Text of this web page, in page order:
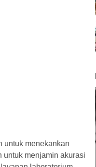
untuk menekankan
untuk menjamin akurasi